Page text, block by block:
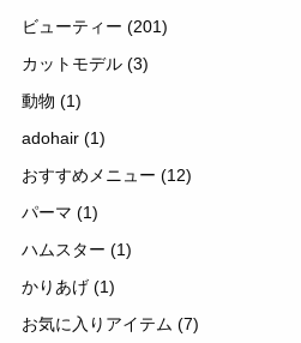
ビューティー (201)
カットモデル (3)
動物 (1)
adohair (1)
おすすめメニュー (12)
パーマ (1)
ハムスター (1)
かりあげ (1)
お気に入りアイテム (7)